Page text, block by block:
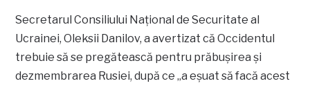
Secretarul Consiliului Național de Securitate al
Ucrainei, Oleksii Danilov, a avertizat că Occidentul
trebuie să se pregătească pentru prăbușirea și
dezmembrarea Rusiei, după ce „a eșuat să facă acest